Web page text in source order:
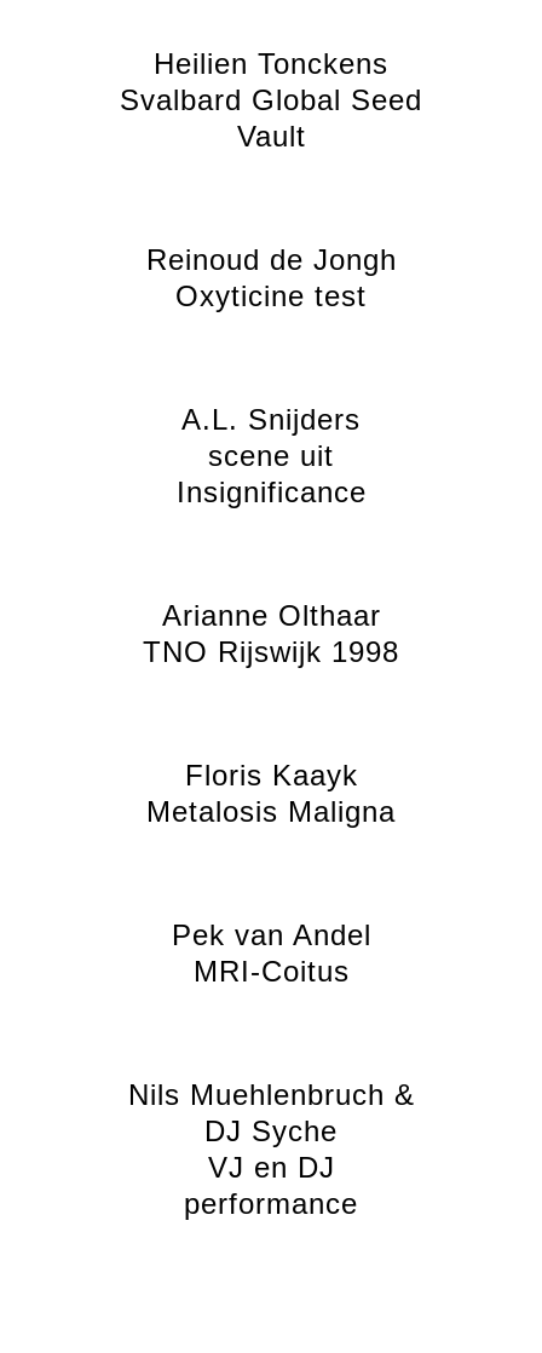
Heilien Tonckens
Svalbard Global Seed
Vault
Reinoud de Jongh
Oxyticine test
A.L. Snijders
scene uit
Insignificance
Arianne Olthaar
TNO Rijswijk 1998
Floris Kaayk
Metalosis Maligna
Pek van Andel
MRI-Coitus
Nils Muehlenbruch &
DJ Syche
VJ en DJ
performance